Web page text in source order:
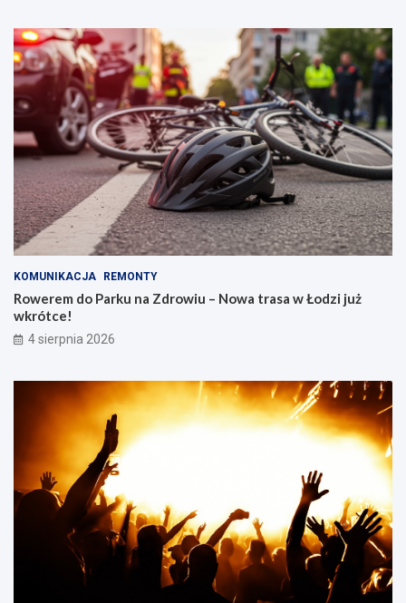
KOMUNIKACJA REMONTY
Rowerem do Parku na Zdrowiu – Nowa trasa w Łodzi już
wkrótce!
4 sierpnia 2026